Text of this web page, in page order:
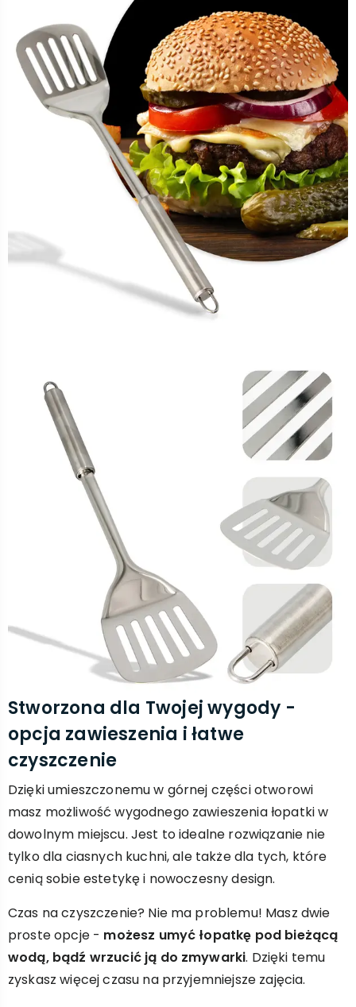
Stworzona dla Twojej wygody -
opcja zawieszenia i łatwe
czyszczenie
Dzięki umieszczonemu w górnej części otworowi
masz możliwość wygodnego zawieszenia łopatki w
dowolnym miejscu. Jest to idealne rozwiązanie nie
tylko dla ciasnych kuchni, ale także dla tych, które
cenią sobie estetykę i nowoczesny design.
Czas na czyszczenie? Nie ma problemu! Masz dwie
proste opcje - możesz umyć łopatkę pod bieżącą
wodą, bądź wrzucić ją do zmywarki. Dzięki temu
zyskasz więcej czasu na przyjemniejsze zajęcia.